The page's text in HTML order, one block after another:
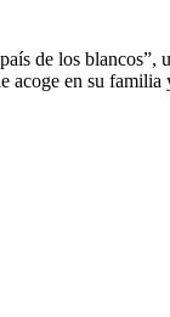
de los
en su